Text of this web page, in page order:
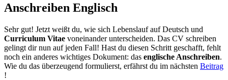
Anschreiben Englisch
Sehr gut! Jetzt weißt du, wie sich Lebenslauf auf Deutsch und
Curriculum Vitae voneinander unterscheiden. Das CV schreiben
gelingt dir nun auf jeden Fall! Hast du diesen Schritt geschafft, fehlt
noch ein anderes wichtiges Dokument: das englische Anschreiben.
Wie du das überzeugend formulierst, erfährst du im nächsten Beitrag
!